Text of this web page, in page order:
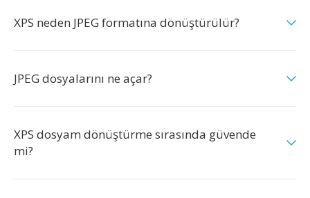
XPS neden JPEG formatına dönüştürülür?
JPEG dosyalarını ne açar?
XPS dosyam dönüştürme sırasında güvende
mi?